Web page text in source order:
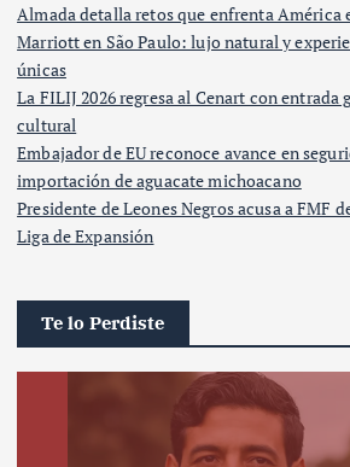
Almada detalla retos que enfrenta América
Marriott en São Paulo: lujo natural y
únicas
La FILIJ 2026 regresa al Cenart con
cultural
Embajador de EU reconoce avance en
importación de aguacate michoacano
Presidente de Leones Negros acusa a FMF
Liga de Expansión
Te lo Perdiste